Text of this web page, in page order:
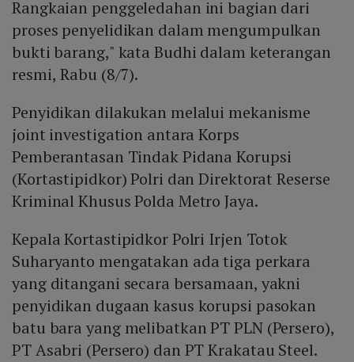
Rangkaian penggeledahan ini bagian dari
proses penyelidikan dalam mengumpulkan
bukti barang," kata Budhi dalam keterangan
resmi, Rabu (8/7).
Penyidikan dilakukan melalui mekanisme
joint investigation antara Korps
Pemberantasan Tindak Pidana Korupsi
(Kortastipidkor) Polri dan Direktorat Reserse
Kriminal Khusus Polda Metro Jaya.
Kepala Kortastipidkor Polri Irjen Totok
Suharyanto mengatakan ada tiga perkara
yang ditangani secara bersamaan, yakni
penyidikan dugaan kasus korupsi pasokan
batu bara yang melibatkan PT PLN (Persero),
PT Asabri (Persero) dan PT Krakatau Steel.